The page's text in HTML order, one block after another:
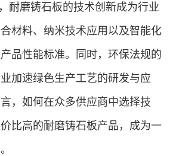
耐磨铸石板的技术创新成为行业
材料、纳米技术应用以及智能化
品性能标准。同时，环保法规的
加速绿色生产工艺的研发与应
，如何在众多供应商中选择技
比高的耐磨铸石板产品，成为一